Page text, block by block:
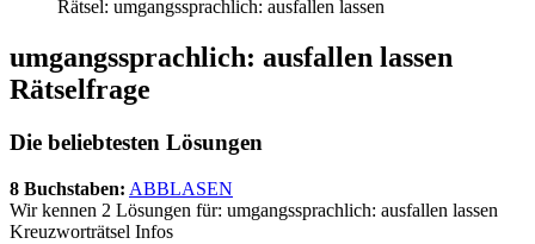
Rätsel: umgangssprachlich: ausfallen lassen
umgangssprachlich: ausfallen lassen
Rätselfrage
Die beliebtesten Lösungen
8 Buchstaben: ABBLASEN
Wir kennen 2 Lösungen für: umgangssprachlich: ausfallen lassen
Kreuzworträtsel Infos